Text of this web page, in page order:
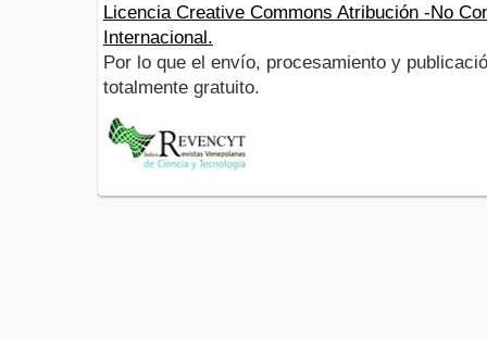
Licencia Creative Commons Atribución -No
Internacional.
Por lo que el envío, procesamiento y
totalmente gratuito.